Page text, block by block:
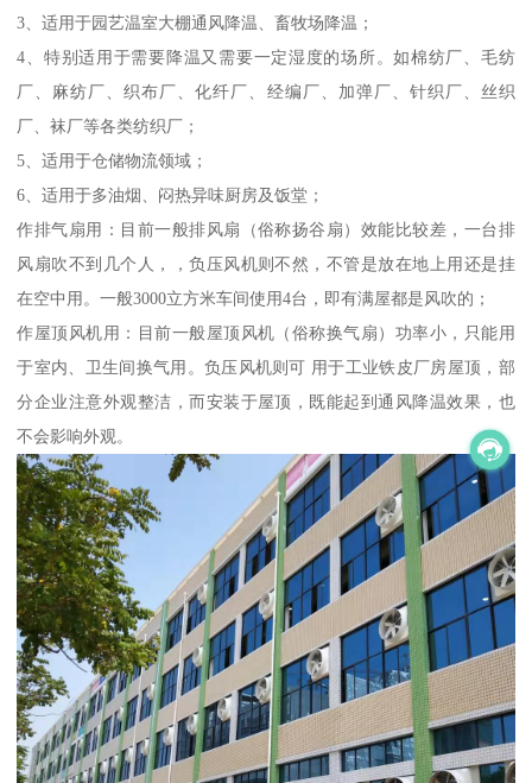
3、适用于园艺温室大棚通风降温、畜牧场降温；
4、特别适用于需要降温又需要一定湿度的场所。如棉纺厂、毛纺
厂、麻纺厂、织布厂、化纤厂、经编厂、加弹厂、针织厂、丝织
厂、袜厂等各类纺织厂；
5、适用于仓储物流领域；
6、适用于多油烟、闷热异味厨房及饭堂；
作排气扇用：目前一般排风扇（俗称扬谷扇）效能比较差，一台排
风扇吹不到几个人，，负压风机则不然，不管是放在地上用还是挂
在空中用。一般3000立方米车间使用4台，即有满屋都是风吹的；
作屋顶风机用：目前一般屋顶风机（俗称换气扇）功率小，只能用
于室内、卫生间换气用。负压风机则可 用于工业铁皮厂房屋顶，部
分企业注意外观整洁，而安装于屋顶，既能起到通风降温效果，也
不会影响外观。